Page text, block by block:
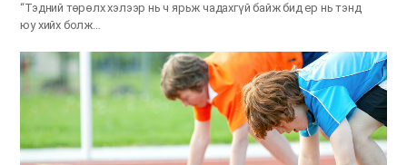
“Тэдний төрөлх хэлээр нь ч ярьж чадахгүй байж бид ер нь тэнд
юу хийх болж…